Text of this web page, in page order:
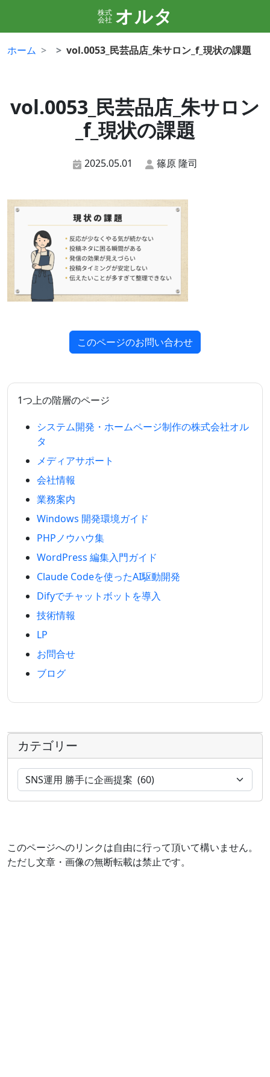
株式
会社 オルタ
ホーム vol.0053_民芸品店_朱サロン_f_現状の課題
vol.0053_民芸品店_朱サロン
_f_現状の課題
2025.05.01 篠原 隆司
このページのお問い合わせ
1つ上の階層のページ
システム開発・ホームページ制作の株式会社オル
タ
メディアサポート
会社情報
業務案内
Windows 開発環境ガイド
PHPノウハウ集
WordPress 編集入門ガイド
Claude Codeを使ったAI駆動開発
Difyでチャットボットを導入
技術情報
LP
お問合せ
ブログ
カテゴリー
このページへのリンクは自由に行って頂いて構いません。
ただし文章・画像の無断転載は禁止です。